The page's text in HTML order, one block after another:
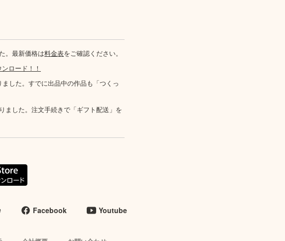
。最新価格は料金表をご確認ください。
ロード！！
した。すでに出品中の作品も「つくっ
ました。注文手続きで「ギフト配送」を
Facebook Youtube